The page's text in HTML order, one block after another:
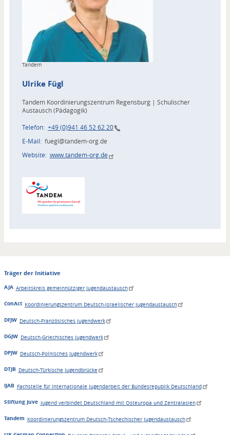
Copyright
Tandem
Ulrike Fügl
Tandem Koordinierungszentrum Regensburg | Schulischer
Austausch (Pädagogik)
Telefon +49 (0)941 46 52 62 20
E-Mail
fuegl@tandem-org.de
Website
www.tandem-org.de
Akteur
Träger der Initiative
AJA Arbeitskreis gemeinnütziger Jugendaustausch
ConAct Koordinierungszentrum Deutsch-Israelischer Jugendaustausch
DFJW Deutsch-Französisches Jugendwerk
DGJW Deutsch-Griechisches Jugendwerk
DPJW Deutsch-Polnisches Jugendwerk
DTJB Deutsch-Türkische Jugendbrücke
IJAB Fachstelle für Internationale Jugendarbeit der Bundesrepublik Deutschland
Stiftung Juve Jugend verbindet Deutschland mit Osteuropa und Zentralasien
Tandem Koordinierungszentrum Deutsch-Tschechischer Jugendaustausch